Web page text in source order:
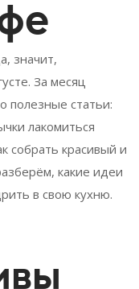
значит,
За месяц
полезные статьи:
лакомиться
собрать красивый и
какие идеи
в свою кухню.